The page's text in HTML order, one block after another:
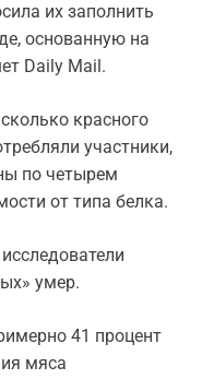
их заполнить
основанную на
Daily Mail.
красного
участники,
по четырем
от типа белка.
умер.
41 процент
мяса